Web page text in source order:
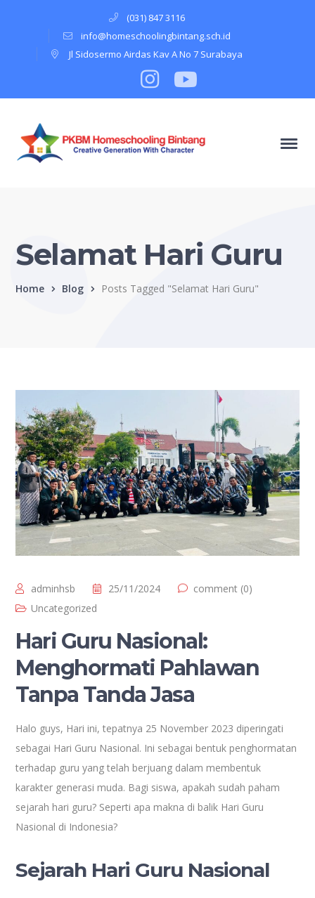
(031) 847 3116
info@homeschoolingbintang.sch.id
Jl Sidosermo Airdas Kav A No 7 Surabaya
Instagram
Profile
Youtube
Selamat Hari Guru
Home Blog Posts Tagged "Selamat Hari Guru"
adminhsb 25/11/2024
comment (0)
Uncategorized
Hari Guru Nasional:
Menghormati Pahlawan
Tanpa Tanda Jasa
Halo guys, Hari ini, tepatnya 25 November 2023 diperingati
sebagai Hari Guru Nasional. Ini sebagai bentuk penghormatan
terhadap guru yang telah berjuang dalam membentuk
karakter generasi muda. Bagi siswa, apakah sudah paham
sejarah hari guru? Seperti apa makna di balik Hari Guru
Nasional di Indonesia?
Sejarah Hari Guru Nasional